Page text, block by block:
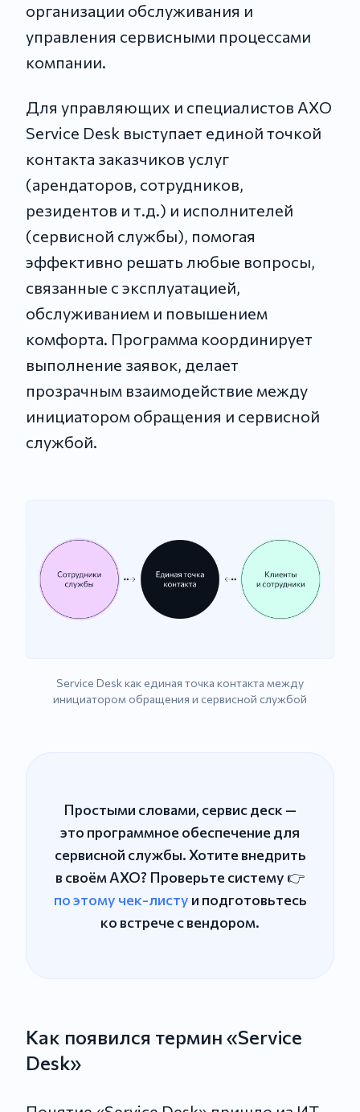
организации обслуживания и
управления сервисными процессами
компании.
Для управляющих и специалистов АХО
Service Desk выступает единой точкой
контакта заказчиков услуг
(арендаторов, сотрудников,
резидентов и т.д.) и исполнителей
(сервисной службы), помогая
эффективно решать любые вопросы,
связанные с эксплуатацией,
обслуживанием и повышением
комфорта. Программа координирует
выполнение заявок, делает
прозрачным взаимодействие между
инициатором обращения и сервисной
службой.
Service Desk как единая точка контакта между
инициатором обращения и сервисной службой
Простыми словами, сервис деск —
это программное обеспечение для
сервисной службы. Хотите внедрить
в своём АХО? Проверьте систему 👉
по этому чек-листу и подготовьтесь
ко встрече с вендором.
Как появился термин «Service
Desk»